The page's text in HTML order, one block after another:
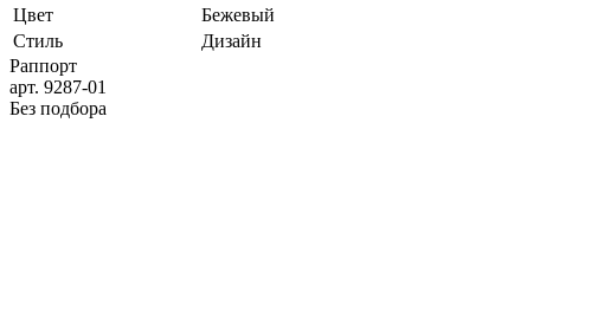
Цвет
Бежевый
Стиль
Дизайн
Раппорт
арт. 9287-01
Без подбора